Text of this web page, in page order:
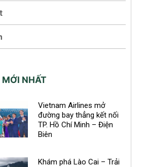
NHẤT
Vietnam Airlines mở
đường bay thẳng kết nối
TP. Hồ Chí Minh – Điện
Biên
Khám phá Lào Cai – Trải